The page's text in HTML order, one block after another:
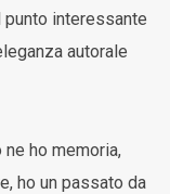
punto interessante
autorale
ho memoria,
ho un passato da